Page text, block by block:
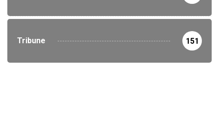
Tribune 151